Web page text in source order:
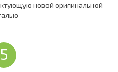
новой оригинальной
5